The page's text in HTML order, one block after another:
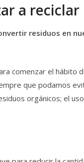
a reciclar
residuos en
comenzar el hábito
que podamos
orgánicos; el